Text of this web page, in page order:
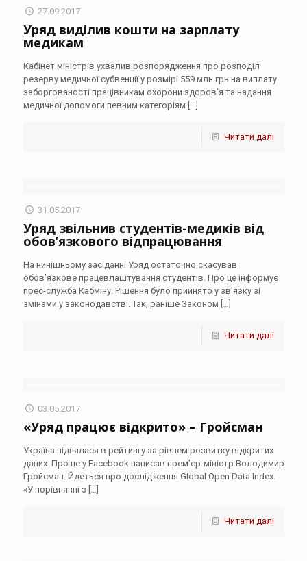
27.09.2017
Уряд виділив кошти на зарплату
медикам
Кабінет міністрів ухвалив розпорядження про розподіл
резерву медичної субвенції у розмірі 559 млн грн на виплату
заборгованості працівникам охорони здоров’я та надання
медичної допомоги певним категоріям […]
Читати далі
31.05.2017
Уряд звільнив студентів-медиків від
обов’язкового відпрацювання
На нинішньому засіданні Уряд остаточно скасував
обов’язкове працевлаштування студентів. Про це інформує
прес-служба Кабміну. Рішення було прийнято у зв’язку зі
змінами у законодавстві. Так, раніше Законом […]
Читати далі
03.05.2017
«Уряд працює відкрито» – Гройсман
Україна піднялася в рейтингу за рівнем розвитку відкритих
даних. Про це у Facebook написав прем’єр-міністр Володимир
Гройсман. Йдеться про дослідження Global Open Data Index.
«У порівнянні з […]
Читати далі